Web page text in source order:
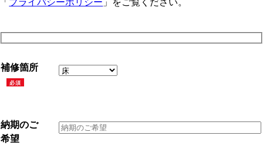
「 プライバシーポリシー 」をご覧ください。
補修箇所
必須
納期のご
希望